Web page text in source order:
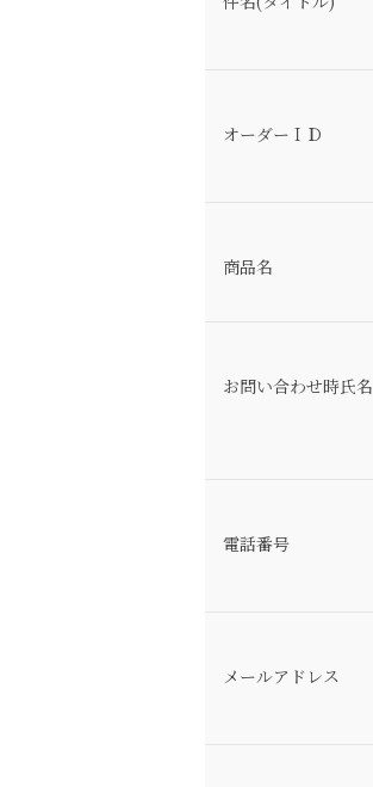
オーダーＩＤ
商品名
お問い合わせ時氏名
電話番号
メールアドレス